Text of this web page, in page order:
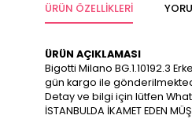
ÜRÜN ÖZELLIKLERI
ÜRÜN AÇIKLAMASI
Bigotti Milano BG.1.10192.3
gün kargo ile
Detay ve bilgi için lütfen
İSTANBULDA İKAMET EDEN